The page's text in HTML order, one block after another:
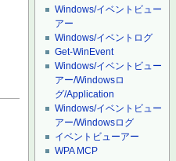
Windows/イベントビュー
アー
Windows/イベントログ
Get-WinEvent
Windows/イベントビュー
アー/Windowsロ
グ/Application
Windows/イベントビュー
アー/Windowsログ
イベントビューアー
WPA MCP